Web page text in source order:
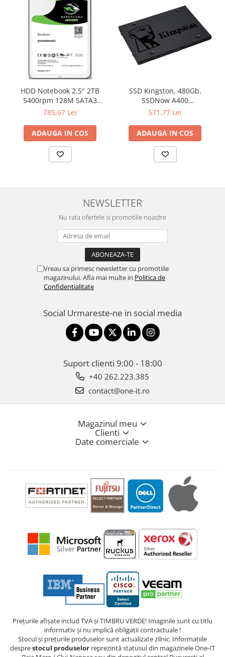
Multiboard & Accessorii
Multimedia
Foto & Video
Cloud si Aplicatii SaaS
Sisteme Videoconferinta
Securitate Date
Firewall
Antivirus
HDD Notebook 2.5" 2TB
5400rpm 128M SATA3
SEAGATE
785,67 Lei
ADAUGA IN COS
SSD Kingston, 480Gb,
SSDNow A400
"SA400S37/480G"
571,77 Lei
ADAUGA IN COS
NEWSLETTER
Nu rata ofertele si promotiile noastre
Vreau sa primesc newsletter cu promotiile
magazinului. Afla mai multe in Politica de
Confidentialitate
Social Urmareste-ne in social media
Suport clienti 9:00 - 18:00
+40 262.223.385
contact@one-it.ro
Magazinul meu
Clienti
Date comerciale
Prețurile afișate includ TVA și TIMBRU VERDE! Imaginile sunt cu titlu
informativ și nu implică obligații contractuale !
Stocul și prețurile produselor sunt actualizate zilnic. Informațiile
desprestocul produselor reprezintă statusul din magazinele One-IT